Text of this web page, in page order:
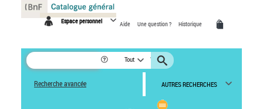
Espace personnel Aide Une question ? Historique
Tout
Recherche avancée AUTRES RECHERCHES
Panneau de gestion des cookies